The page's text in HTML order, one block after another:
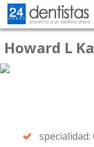
Howard L